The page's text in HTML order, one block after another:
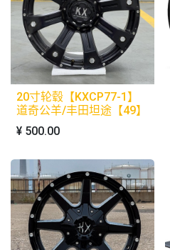
20寸轮毂【KXCP77-1】
道奇公羊/丰田坦途【49】
¥ 500.00